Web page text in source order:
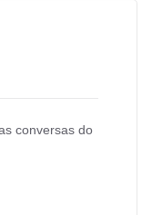
conversas do